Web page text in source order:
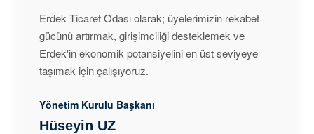
Erdek Ticaret Odası olarak; üyelerimizin rekabet
gücünü artırmak, girişimciliği desteklemek ve
Erdek'in ekonomik potansiyelini en üst seviyeye
taşımak için çalışıyoruz.
Yönetim Kurulu Başkanı
Hüseyin UZ